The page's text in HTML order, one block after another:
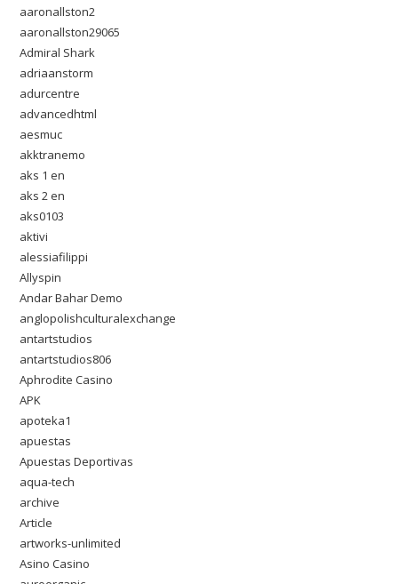
aaronallston2
aaronallston29065
Admiral Shark
adriaanstorm
adurcentre
advancedhtml
aesmuc
akktranemo
aks 1 en
aks 2 en
aks0103
aktivi
alessiafilippi
Allyspin
Andar Bahar Demo
anglopolishculturalexchange
antartstudios
antartstudios806
Aphrodite Casino
APK
apoteka1
apuestas
Apuestas Deportivas
aqua-tech
archive
Article
artworks-unlimited
Asino Casino